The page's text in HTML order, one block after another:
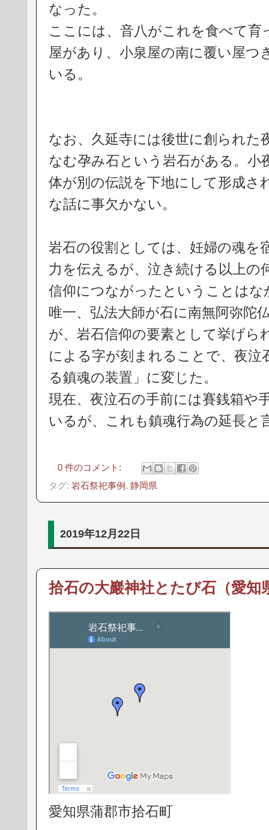
なった。
ここには、音八がこれを食べて育
屋があり、小泉屋の南に覆い屋つ
いる。
なお、久延寺には後世に創られた
なむ孕み石という岩石がある。小
体が別の伝説を下地にして形成さ
な話に事欠かない。
岩石の役割としては、妊婦の魂を
力を伝えるが、泣き続ける以上の
信仰につながったということはな
唯一、弘法大師が石に南無阿弥陀
が、岩石信仰の要素として挙げら
による字が刻まれることで、夜泣
る鎮魂の装置」に変じた。
現在、夜泣石の手前には賽銭箱や
いるが、これも鎮魂行為の延長と
0 件のコメント:
タグ: 岩石祭祀事例, 静岡県
2019年12月22日
拾石の大巖神社とたび石（愛知
愛知県蒲郡市拾石町